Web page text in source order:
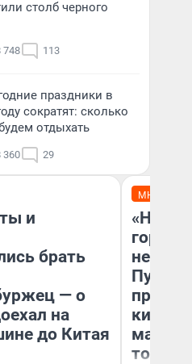
столб черного
748 113
праздники в
сократят: сколько
отдыхать
360 29
и
брать
— о
на
до Китая
МНЕНИЕ
«Нет
того